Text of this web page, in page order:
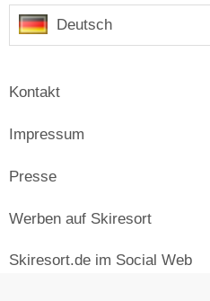
Deutsch
Kontakt
Impressum
Presse
Werben auf Skiresort
Skiresort.de im Social Web